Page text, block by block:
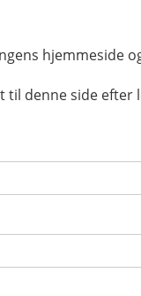
hjemmeside
til denne side